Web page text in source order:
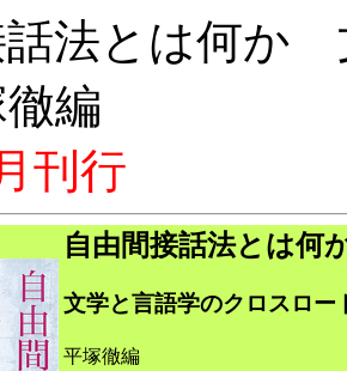
話法とは何か
編
刊行
自由間接話法とは何
文学と言語学のクロスロー
平塚徹編